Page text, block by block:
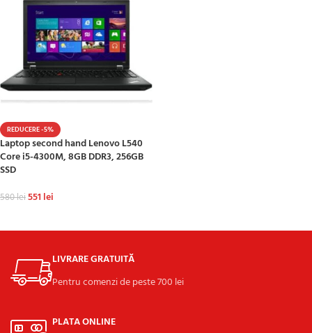
REDUCERE -5%
Laptop second hand Lenovo L540
Core i5-4300M, 8GB DDR3, 256GB
SSD
580lei551 lei
LIVRARE GRATUITĂ
Pentru comenzi de peste 700 lei
PLATA ONLINE